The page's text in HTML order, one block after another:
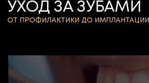
УХОД ЗА ЗУБАМИ
ОТ ПРОФИЛАКТИКИ ДО ИМПЛАНТАЦИИ